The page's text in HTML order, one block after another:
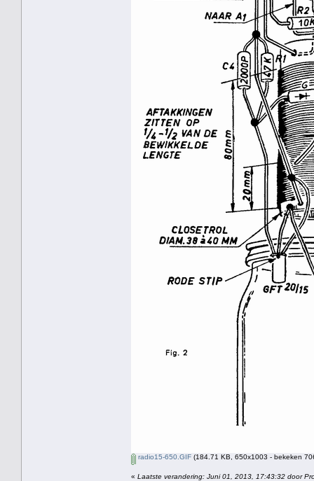
radio15-650.GIF (184.71 KB, 650x1003 - bekeken
« Laatste verandering: Juni 01, 2013, 17:43:32 door